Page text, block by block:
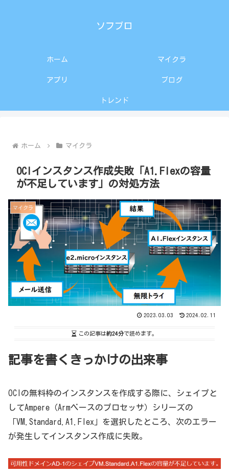
ソフブロ
ホーム マイクラ
アプリ ブログ
トレンド
ホーム マイクラ
OCIインスタンス作成失敗「A1.Flexの容量
が不足しています」の対処方法
マイクラ
2023.03.03 2024.02.11
この記事は約24分で読めます。
記事を書くきっかけの出来事
OCIの無料枠のインスタンスを作成する際に、シェイプと
してAmpere（Armベースのプロセッサ）シリーズの
「VM.Standard.A1.Flex」を選択したところ、次のエラー
が発生してインスタンス作成に失敗。